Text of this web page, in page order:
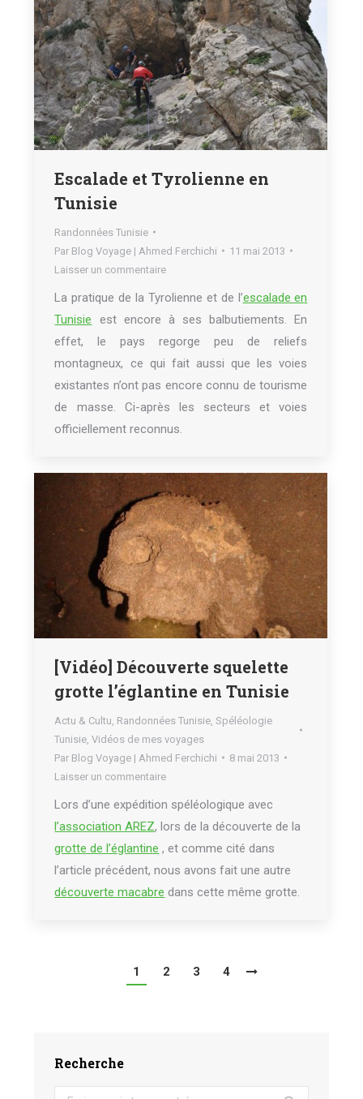
Escalade et Tyrolienne en
Tunisie
Randonnées Tunisie
Par Blog Voyage | Ahmed Ferchichi
11 mai 2013
Laisser un commentaire
La pratique de la Tyrolienne et de l’escalade en
Tunisie est encore à ses balbutiements. En
effet, le pays regorge peu de reliefs
montagneux, ce qui fait aussi que les voies
existantes n’ont pas encore connu de tourisme
de masse. Ci-après les secteurs et voies
officiellement reconnus.
[Vidéo] Découverte squelette
grotte l’églantine en Tunisie
Actu & Cultu Randonnées Tunisie ,Spéléologie
Tunisie ,Vidéos de mes voyages
Par Blog Voyage | Ahmed Ferchichi
8 mai 2013
Laisser un commentaire
Lors d’une expédition spéléologique avec
l’association AREZ, lors de la découverte de la
grotte de l’églantine , et comme cité dans
l’article précédent, nous avons fait une autre
découverte macabre dans cette même grotte.
1 2 3 4
Recherche
Search: